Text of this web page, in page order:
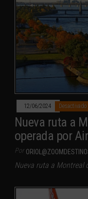
12/06/2024 Desactivado
Nueva ruta a
operada por
Por
Nueva ruta a Montreal